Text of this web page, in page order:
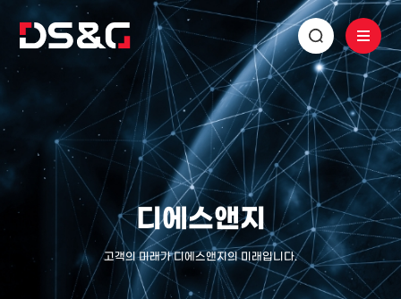
디에스앤지
고객의 미래가 디에스앤지의 미래입니다.